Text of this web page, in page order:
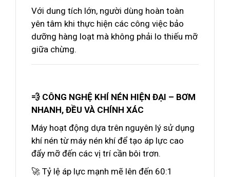
Với dung tích lớn, người dùng hoàn toàn
yên tâm khi thực hiện các công việc bảo
dưỡng hàng loạt mà không phải lo thiếu mỡ
giữa chừng.
💨 CÔNG NGHỆ KHÍ NÉN HIỆN ĐẠI – BƠM
NHANH, ĐỀU VÀ CHÍNH XÁC
Máy hoạt động dựa trên nguyên lý sử dụng
khí nén từ máy nén khí để tạo áp lực cao
đẩy mỡ đến các vị trí cần bôi trơn.
🚀 Tỷ lệ áp lực mạnh mẽ lên đến 60:1